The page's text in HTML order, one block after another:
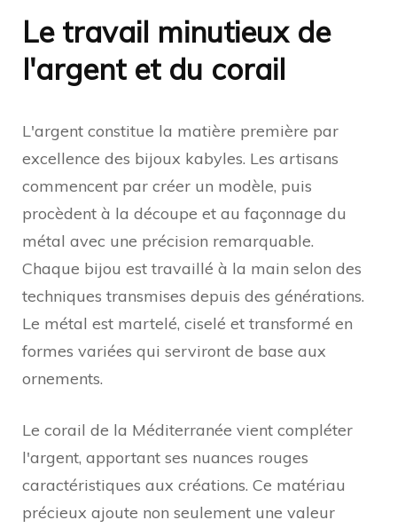
Le travail minutieux de
l'argent et du corail
L'argent constitue la matière première par
excellence des bijoux kabyles. Les artisans
commencent par créer un modèle, puis
procèdent à la découpe et au façonnage du
métal avec une précision remarquable.
Chaque bijou est travaillé à la main selon des
techniques transmises depuis des générations.
Le métal est martelé, ciselé et transformé en
formes variées qui serviront de base aux
ornements.
Le corail de la Méditerranée vient compléter
l'argent, apportant ses nuances rouges
caractéristiques aux créations. Ce matériau
précieux ajoute non seulement une valeur